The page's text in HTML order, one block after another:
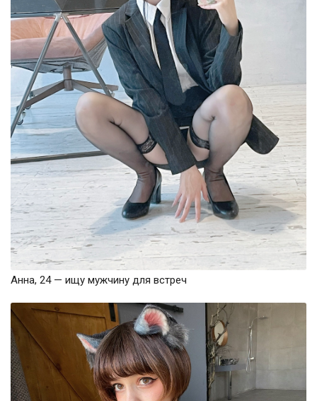
Анна, 24 — ищу мужчину для встреч